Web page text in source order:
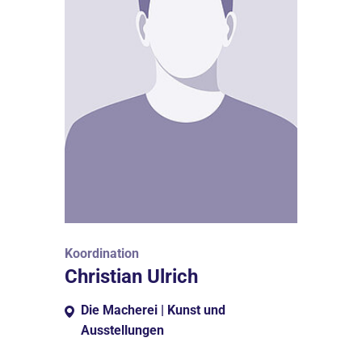
Koordination
Christian Ulrich
Die Macherei | Kunst und
Ausstellungen